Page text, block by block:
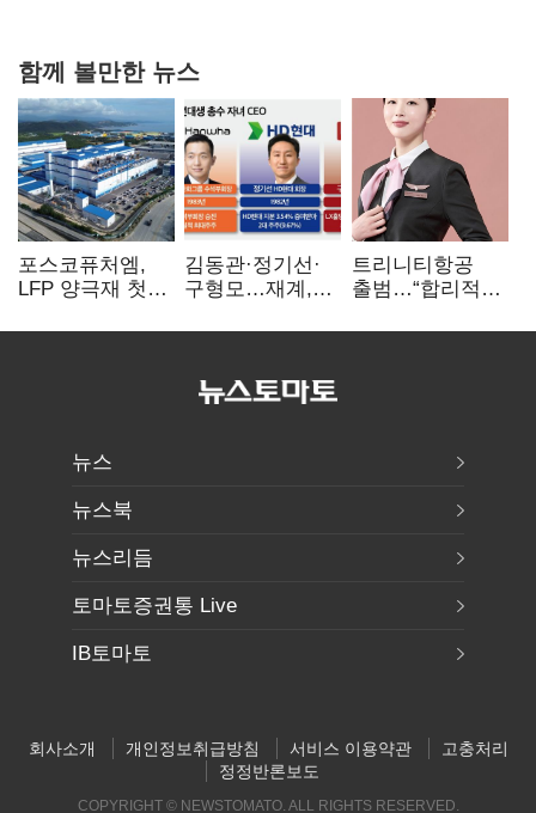
함께 볼만한 뉴스
포스코퓨처엠,
LFP 양극재 첫
ESS 시장 공략
김동관·정기선·
구형모…재계,
전성시대
트리니티항공
출범…“합리적
서비스로 승부”
뉴스
뉴스북
뉴스리듬
토마토증권통 Live
IB토마토
회사소개 개인정보취급방침 서비스 이용약관
고충처리
정정반론보도
COPYRIGHT © NEWSTOMATO. ALL RIGHTS RESERVED.